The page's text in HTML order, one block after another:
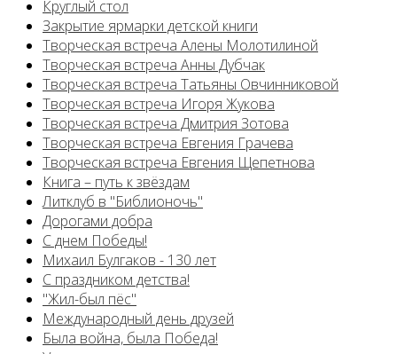
Круглый стол
Закрытие ярмарки детской книги
Творческая встреча Алены Молотилиной
Творческая встреча Анны Дубчак
Творческая встреча Татьяны Овчинниковой
Творческая встреча Игоря Жукова
Творческая встреча Дмитрия Зотова
Творческая встреча Евгения Грачева
Творческая встреча Евгения Щепетнова
Книга – путь к звёздам
Литклуб в "Библионочь"
Дорогами добра
С днем Победы!
Михаил Булгаков - 130 лет
С праздником детства!
"Жил-был пёс"
Международный день друзей
Была война, была Победа!